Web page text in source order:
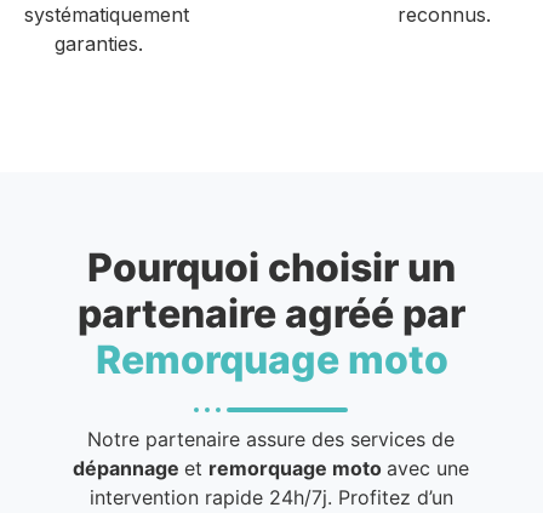
systématiquement
garanties.
reconnus.
Pourquoi choisir un
partenaire agréé par
Remorquage moto
Notre partenaire assure des services de
dépannageet remorquage motoavec une
intervention rapide 24h/7j. Profitez d’un